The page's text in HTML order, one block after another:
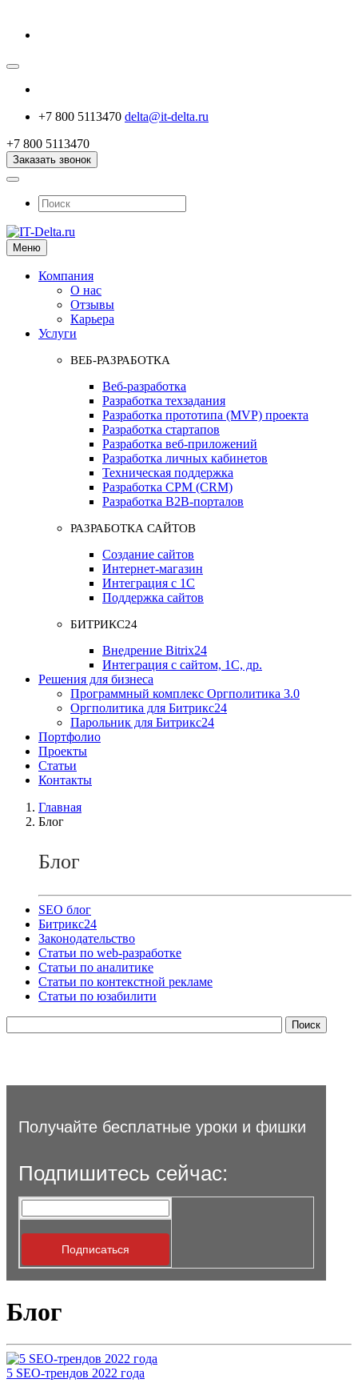
+7 800 5113470 delta@it-delta.ru
+7 800 5113470
Заказать звонок
Меню
Компания
О нас
Отзывы
Карьера
Услуги
ВЕБ-РАЗРАБОТКА
Веб-разработка
Разработка техзадания
Разработка прототипа (MVP) проекта
Разработка стартапов
Разработка веб-приложений
Разработка личных кабинетов
Техническая поддержка
Разработка СРМ (CRM)
Разработка B2B-порталов
РАЗРАБОТКА САЙТОВ
Создание сайтов
Интернет-магазин
Интеграция с 1С
Поддержка сайтов
БИТРИКС24
Внедрение Bitrix24
Интеграция с сайтом, 1С, др.
Решения для бизнеса
Программный комплекс Оргполитика 3.0
Оргполитика для Битрикс24
Парольник для Битрикс24
Портфолио
Проекты
Статьи
Контакты
Главная
Блог
Блог
SEO блог
Битрикс24
Законодательство
Статьи по web-разработке
Статьи по аналитике
Статьи по контекстной рекламе
Статьи по юзабилити
Получайте бесплатные уроки и фишки
Подпишитесь сейчас:
Блог
5 SEO-трендов 2022 года